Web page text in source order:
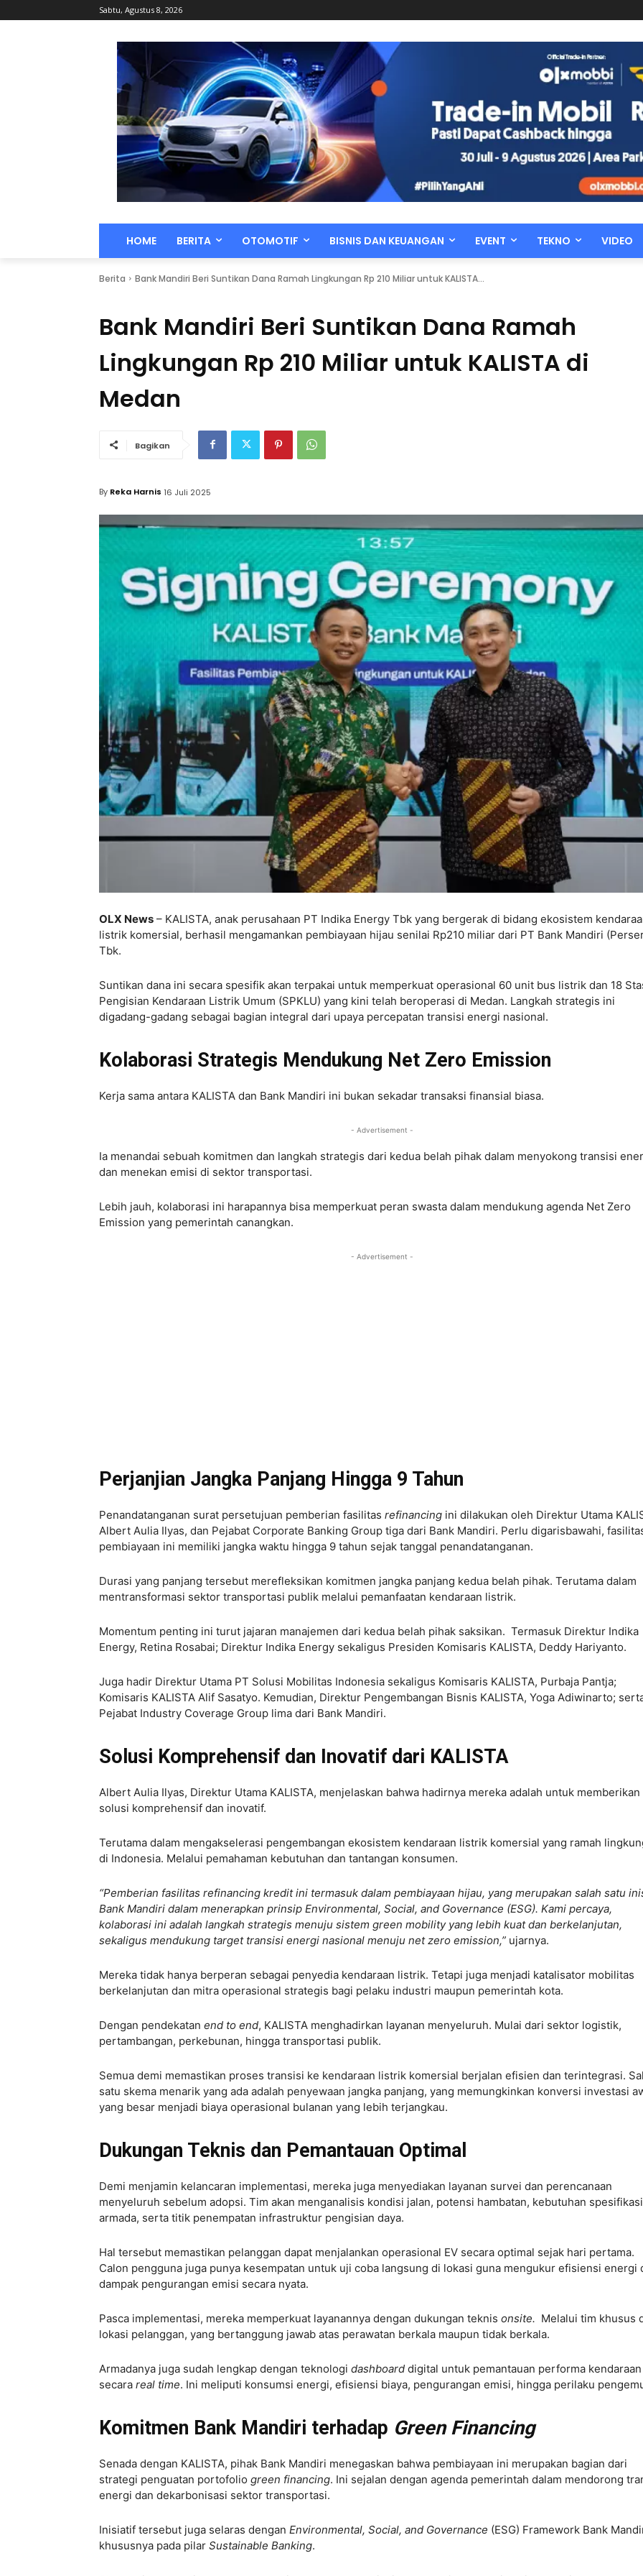
Sabtu, Agustus 8, 2026
HOME BERITA OTOMOTIF BISNIS DAN KEUANGAN EVENT TEKNO VIDEO
Berita Bank Mandiri Beri Suntikan Dana Ramah Lingkungan Rp 210 Miliar untuk KALISTA...
Bank Mandiri Beri Suntikan Dana Ramah
Lingkungan Rp 210 Miliar untuk KALISTA di
Medan
Bagikan
By Reka Harnis 16 Juli 2025
OLX News – KALISTA, anak perusahaan PT Indika Energy Tbk yang bergerak di bidang ekosistem
listrik komersial, berhasil mengamankan pembiayaan hijau senilai Rp210 miliar dari PT Bank Mandiri
Tbk.
Suntikan dana ini secara spesifik akan terpakai untuk memperkuat operasional 60 unit bus listrik dan 18
Pengisian Kendaraan Listrik Umum (SPKLU) yang kini telah beroperasi di Medan. Langkah strategis ini
digadang-gadang sebagai bagian integral dari upaya percepatan transisi energi nasional.
Kolaborasi Strategis Mendukung Net Zero Emission
Kerja sama antara KALISTA dan Bank Mandiri ini bukan sekadar transaksi finansial biasa.
- Advertisement -
Ia menandai sebuah komitmen dan langkah strategis dari kedua belah pihak dalam menyokong transisi
dan menekan emisi di sektor transportasi.
Lebih jauh, kolaborasi ini harapannya bisa memperkuat peran swasta dalam mendukung agenda Net Zero
Emission yang pemerintah canangkan.
- Advertisement -
Perjanjian Jangka Panjang Hingga 9 Tahun
Penandatanganan surat persetujuan pemberian fasilitas refinancing ini dilakukan oleh Direktur Utama
Albert Aulia Ilyas, dan Pejabat Corporate Banking Group tiga dari Bank Mandiri. Perlu digarisbawahi,
pembiayaan ini memiliki jangka waktu hingga 9 tahun sejak tanggal penandatanganan.
Durasi yang panjang tersebut merefleksikan komitmen jangka panjang kedua belah pihak. Terutama dalam
mentransformasi sektor transportasi publik melalui pemanfaatan kendaraan listrik.
Momentum penting ini turut jajaran manajemen dari kedua belah pihak saksikan. Termasuk Direktur Indika
Energy, Retina Rosabai; Direktur Indika Energy sekaligus Presiden Komisaris KALISTA, Deddy Hariyanto.
Juga hadir Direktur Utama PT Solusi Mobilitas Indonesia sekaligus Komisaris KALISTA, Purbaja Pantja;
Komisaris KALISTA Alif Sasatyo. Kemudian, Direktur Pengembangan Bisnis KALISTA, Yoga Adiwinarto;
Pejabat Industry Coverage Group lima dari Bank Mandiri.
Solusi Komprehensif dan Inovatif dari KALISTA
Albert Aulia Ilyas, Direktur Utama KALISTA, menjelaskan bahwa hadirnya mereka adalah untuk memberikan
solusi komprehensif dan inovatif.
Terutama dalam mengakselerasi pengembangan ekosistem kendaraan listrik komersial yang ramah
di Indonesia. Melalui pemahaman kebutuhan dan tantangan konsumen.
“Pemberian fasilitas refinancing kredit ini termasuk dalam pembiayaan hijau, yang merupakan salah satu
Bank Mandiri dalam menerapkan prinsip Environmental, Social, and Governance (ESG). Kami percaya,
kolaborasi ini adalah langkah strategis menuju sistem green mobility yang lebih kuat dan berkelanjutan,
sekaligus mendukung target transisi energi nasional menuju net zero emission,” ujarnya.
Mereka tidak hanya berperan sebagai penyedia kendaraan listrik. Tetapi juga menjadi katalisator mobilitas
berkelanjutan dan mitra operasional strategis bagi pelaku industri maupun pemerintah kota.
Dengan pendekatan end to end, KALISTA menghadirkan layanan menyeluruh. Mulai dari sektor logistik,
pertambangan, perkebunan, hingga transportasi publik.
Semua demi memastikan proses transisi ke kendaraan listrik komersial berjalan efisien dan terintegrasi.
satu skema menarik yang ada adalah penyewaan jangka panjang, yang memungkinkan konversi investasi
yang besar menjadi biaya operasional bulanan yang lebih terjangkau.
Dukungan Teknis dan Pemantauan Optimal
Demi menjamin kelancaran implementasi, mereka juga menyediakan layanan survei dan perencanaan
menyeluruh sebelum adopsi. Tim akan menganalisis kondisi jalan, potensi hambatan, kebutuhan spesifikasi
armada, serta titik penempatan infrastruktur pengisian daya.
Hal tersebut memastikan pelanggan dapat menjalankan operasional EV secara optimal sejak hari pertama.
Calon pengguna juga punya kesempatan untuk uji coba langsung di lokasi guna mengukur efisiensi energi
dampak pengurangan emisi secara nyata.
Pasca implementasi, mereka memperkuat layanannya dengan dukungan teknis onsite. Melalui tim khusus
lokasi pelanggan, yang bertanggung jawab atas perawatan berkala maupun tidak berkala.
Armadanya juga sudah lengkap dengan teknologi dashboard digital untuk pemantauan performa kendaraan
secara real time. Ini meliputi konsumsi energi, efisiensi biaya, pengurangan emisi, hingga perilaku
Komitmen Bank Mandiri terhadap Green Financing
Senada dengan KALISTA, pihak Bank Mandiri menegaskan bahwa pembiayaan ini merupakan bagian dari
strategi penguatan portofolio green financing. Ini sejalan dengan agenda pemerintah dalam mendorong
energi dan dekarbonisasi sektor transportasi.
Inisiatif tersebut juga selaras dengan Environmental, Social, and Governance (ESG) Framework Bank
khususnya pada pilar Sustainable Banking.